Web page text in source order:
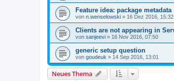
Feature idea: package metadata
von n.wenselowski » 16 Dez 2016, 15:32
Clients are not appearing in
von sanjeevi » 16 Nov 2016, 07:50
generic setup question
von goudeuk » 14 Sep 2016, 13:01
Neues Thema